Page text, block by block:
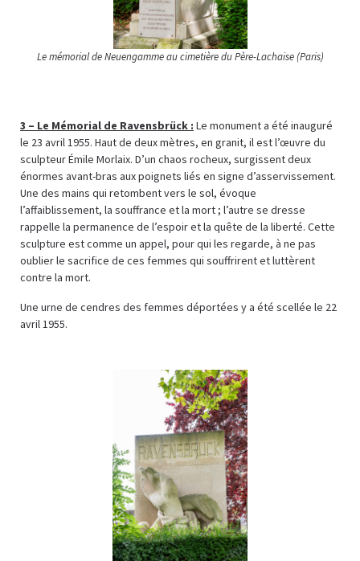
Le mémorial de Neuengamme au cimetière du Père-Lachaise (Paris)
3 – Le Mémorial de Ravensbrück : Le monument a été inauguré
le 23 avril 1955. Haut de deux mètres, en granit, il est l’œuvre du
sculpteur Émile Morlaix. D’un chaos rocheux, surgissent deux
énormes avant-bras aux poignets liés en signe d’asservissement.
Une des mains qui retombent vers le sol, évoque
l’affaiblissement, la souffrance et la mort ; l’autre se dresse
rappelle la permanence de l’espoir et la quête de la liberté. Cette
sculpture est comme un appel, pour qui les regarde, à ne pas
oublier le sacrifice de ces femmes qui souffrirent et luttèrent
contre la mort.
Une urne de cendres des femmes déportées y a été scellée le 22
avril 1955.